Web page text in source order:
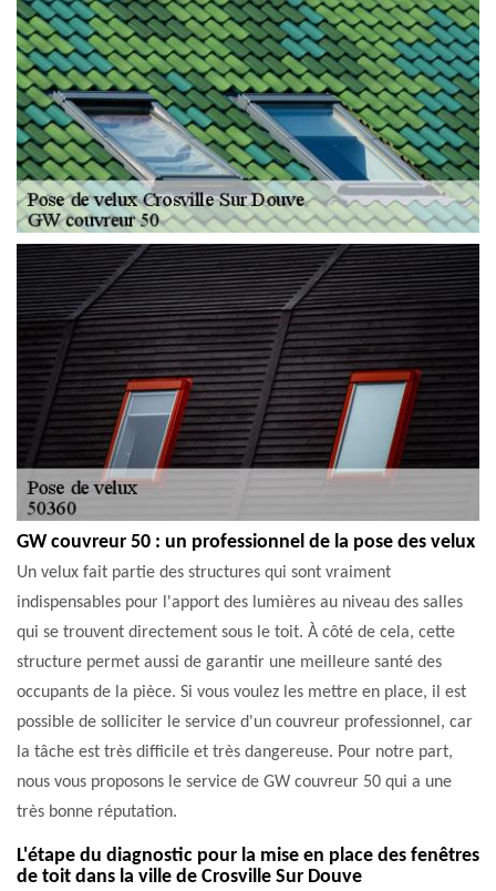
GW couvreur 50 : un professionnel de la pose des velux
Un velux fait partie des structures qui sont vraiment
indispensables pour l'apport des lumières au niveau des salles
qui se trouvent directement sous le toit. À côté de cela, cette
structure permet aussi de garantir une meilleure santé des
occupants de la pièce. Si vous voulez les mettre en place, il est
possible de solliciter le service d'un couvreur professionnel, car
la tâche est très difficile et très dangereuse. Pour notre part,
nous vous proposons le service de GW couvreur 50 qui a une
très bonne réputation.
L'étape du diagnostic pour la mise en place des fenêtres
de toit dans la ville de Crosville Sur Douve